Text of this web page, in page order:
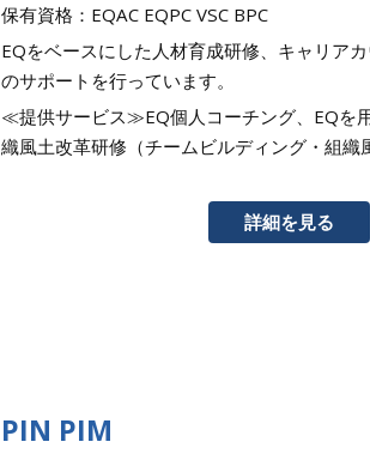
保有資格：EQAC EQPC VSC BPC
EQをベースにした人材育成研修、キャリア
のサポートを行っています。
≪提供サービス≫EQ個人コーチング、EQを
織風土改革研修（チームビルディング・組織
詳細を見る
PIN PIM